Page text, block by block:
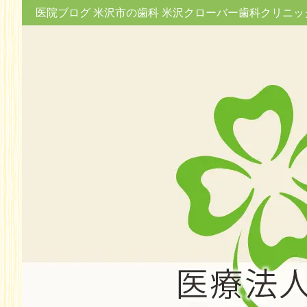
医院ブログ 米沢市の歯科 米沢クローバー歯科クリニッ